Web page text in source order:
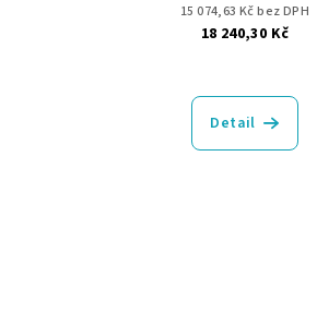
15 074,63 Kč bez DPH
18 240,30 Kč
Detail